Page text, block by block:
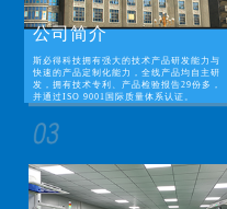
公司简介
斯必得科技拥有强大的技术产品研发能力与
快速的产品定制化能力，全线产品均自主研
发，拥有技术专利、产品检验报告29份多，
并通过ISO 9001国际质量体系认证。